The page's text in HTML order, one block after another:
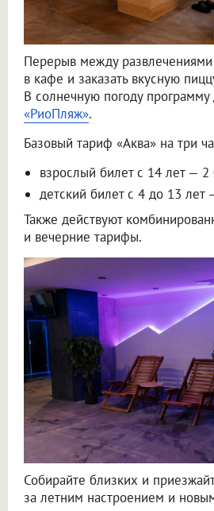
Перерыв между
в кафе и заказать вкусную
В солнечную погоду
«РиоПляж».
Базовый тариф «Аква» на три
взрослый билет с 14 лет —
детский билет с 4 до 13 лет
Также действуют
и вечерние тарифы.
Собирайте близких и
за летним настроением и